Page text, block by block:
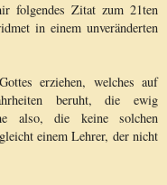
folgendes Zitat zum 21ten
in einem unveränderten
erziehen, welches auf
beruht, die ewig
also, die keine solchen
einem Lehrer, der nicht